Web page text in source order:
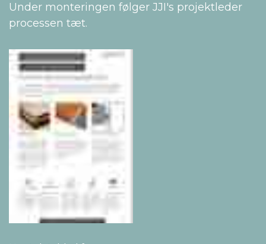
Under monteringen følger JJI's projektleder
processen tæt.